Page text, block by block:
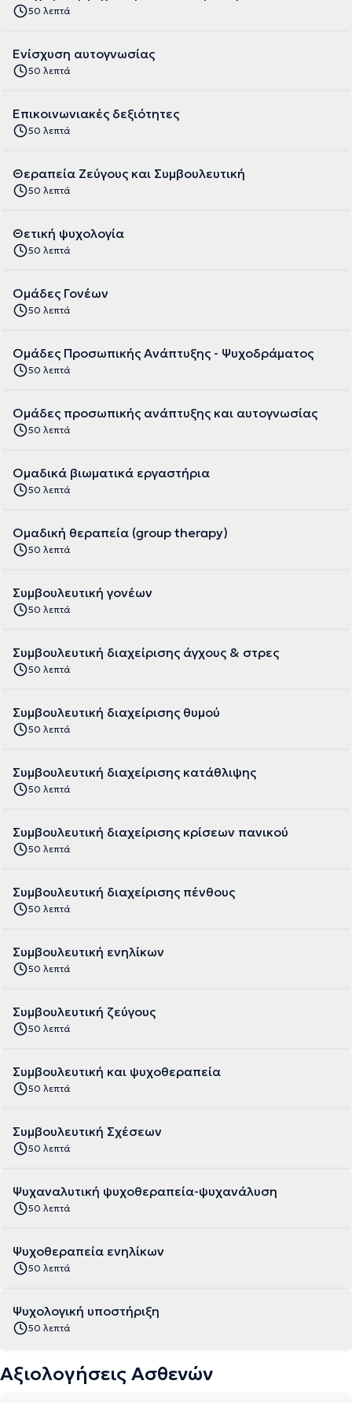
50 λεπτά
Ενίσχυση αυτογνωσίας
50 λεπτά
Επικοινωνιακές δεξιότητες
50 λεπτά
Θεραπεία Ζεύγους και Συμβουλευτική
50 λεπτά
Θετική ψυχολογία
50 λεπτά
Ομάδες Γονέων
50 λεπτά
Ομάδες Προσωπικής Ανάπτυξης - Ψυχοδράματος
50 λεπτά
Ομάδες προσωπικής ανάπτυξης και αυτογνωσίας
50 λεπτά
Ομαδικά βιωματικά εργαστήρια
50 λεπτά
Ομαδική θεραπεία (group therapy)
50 λεπτά
Συμβουλευτική γονέων
50 λεπτά
Συμβουλευτική διαχείρισης άγχους & στρες
50 λεπτά
Συμβουλευτική διαχείρισης θυμού
50 λεπτά
Συμβουλευτική διαχείρισης κατάθλιψης
50 λεπτά
Συμβουλευτική διαχείρισης κρίσεων πανικού
50 λεπτά
Συμβουλευτική διαχείρισης πένθους
50 λεπτά
Συμβουλευτική ενηλίκων
50 λεπτά
Συμβουλευτική ζεύγους
50 λεπτά
Συμβουλευτική και ψυχοθεραπεία
50 λεπτά
Συμβουλευτική Σχέσεων
50 λεπτά
Ψυχαναλυτική ψυχοθεραπεία-ψυχανάλυση
50 λεπτά
Ψυχοθεραπεία ενηλίκων
50 λεπτά
Ψυχολογική υποστήριξη
50 λεπτά
Αξιολογήσεις Ασθενών